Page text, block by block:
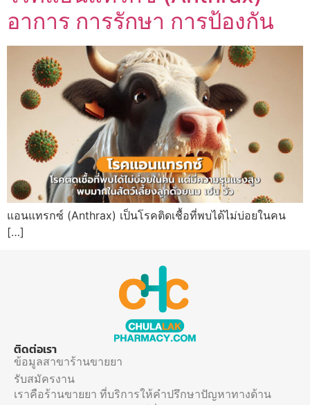
อาการ การรักษา การป้องกัน
แอนแทรกซ์ (Anthrax) เป็นโรคติดเชื้อที่พบได้ไม่บ่อยในคน
[…]
ติดต่อเรา
ข้อมูลสาขาร้านขายยา
รับสมัครงาน
เราคือร้านขายยา ที่บริการให้คำปรึกษาปัญหาทางด้าน